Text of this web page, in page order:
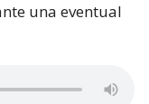
una eventual